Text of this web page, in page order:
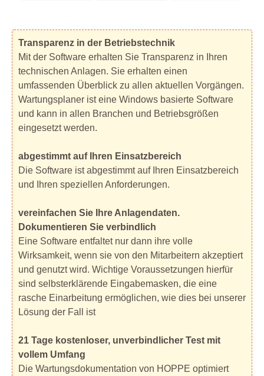
Transparenz in der Betriebstechnik
Mit der Software erhalten Sie Transparenz in Ihren
technischen Anlagen. Sie erhalten einen
umfassenden Überblick zu allen aktuellen Vorgängen.
Wartungsplaner ist eine Windows basierte Software
und kann in allen Branchen und Betriebsgrößen
eingesetzt werden.
abgestimmt auf Ihren Einsatzbereich
Die Software ist abgestimmt auf Ihren Einsatzbereich
und Ihren speziellen Anforderungen.
vereinfachen Sie Ihre Anlagendaten.
Dokumentieren Sie verbindlich
Eine Software entfaltet nur dann ihre volle
Wirksamkeit, wenn sie von den Mitarbeitern akzeptiert
und genutzt wird. Wichtige Voraussetzungen hierfür
sind selbsterklärende Eingabemasken, die eine
rasche Einarbeitung ermöglichen, wie dies bei unserer
Lösung der Fall ist
21 Tage kostenloser, unverbindlicher Test mit
vollem Umfang
Die Wartungsdokumentation von HOPPE optimiert